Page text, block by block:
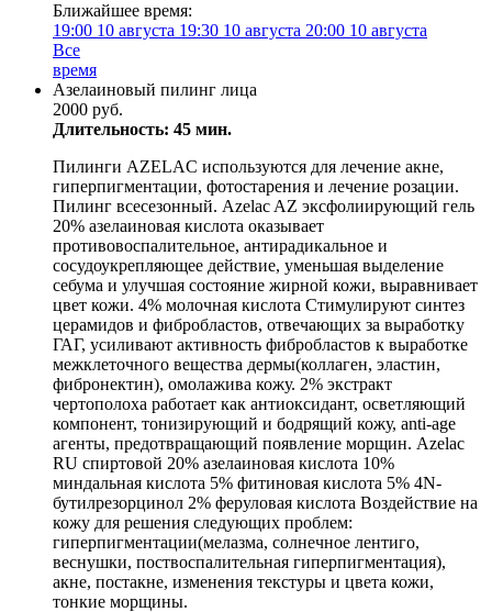
Ближайшее время:
19:00 10 августа 19:30 10 августа 20:00 10 августа
Все
время
Азелаиновый пилинг лица
2000 руб.
Длительность: 45 мин.
Пилинги AZELAC используются для лечение акне,
гиперпигментации, фотостарения и лечение розации.
Пилинг всесезонный. Azelac AZ эксфолиирующий гель
20% азелаиновая кислота оказывает
противовоспалительное, антирадикальное и
сосудоукрепляющее действие, уменьшая выделение
себума и улучшая состояние жирной кожи, выравнивает
цвет кожи. 4% молочная кислота Стимулируют синтез
церамидов и фибробластов, отвечающих за выработку
ГАГ, усиливают активность фибробластов к выработке
межклеточного вещества дермы(коллаген, эластин,
фибронектин), омолажива кожу. 2% экстракт
чертополоха работает как антиоксидант, осветляющий
компонент, тонизирующий и бодрящий кожу, anti-age
агенты, предотвращающий появление морщин. Azelac
RU спиртовой 20% азелаиновая кислота 10%
миндальная кислота 5% фитиновая кислота 5% 4N-
бутилрезорцинол 2% феруловая кислота Воздействие на
кожу для решения следующих проблем:
гиперпигментации(мелазма, солнечное лентиго,
веснушки, поствоспалительная гиперпигментация),
акне, постакне, изменения текстуры и цвета кожи,
тонкие морщины.